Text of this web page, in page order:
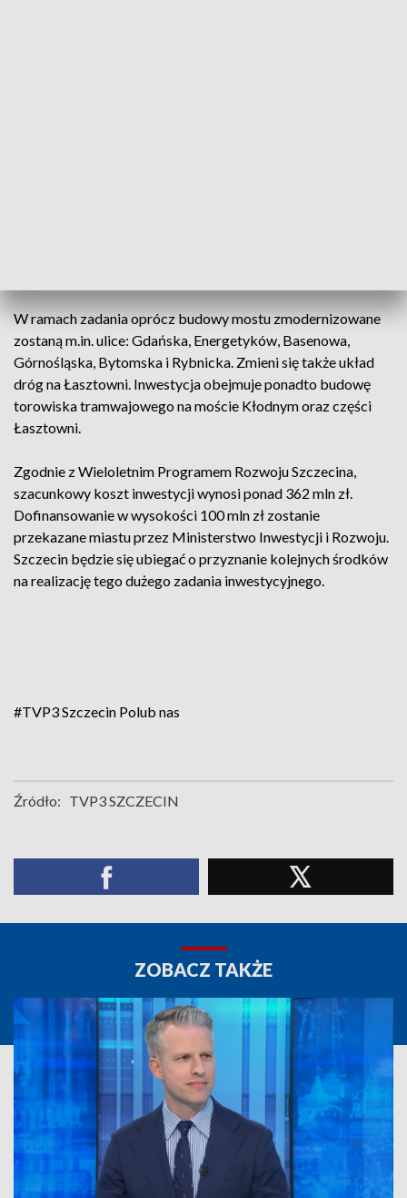
W ramach zadania oprócz budowy mostu zmodernizowane
zostaną m.in. ulice: Gdańska, Energetyków, Basenowa,
Górnośląska, Bytomska i Rybnicka. Zmieni się także układ
dróg na Łasztowni. Inwestycja obejmuje ponadto budowę
torowiska tramwajowego na moście Kłodnym oraz części
Łasztowni.
Zgodnie z Wieloletnim Programem Rozwoju Szczecina,
szacunkowy koszt inwestycji wynosi ponad 362 mln zł.
Dofinansowanie w wysokości 100 mln zł zostanie
przekazane miastu przez Ministerstwo Inwestycji i Rozwoju.
Szczecin będzie się ubiegać o przyznanie kolejnych środków
na realizację tego dużego zadania inwestycyjnego.
#TVP3 Szczecin Polub nas
Źródło: TVP3 SZCZECIN
ZOBACZ TAKŻE